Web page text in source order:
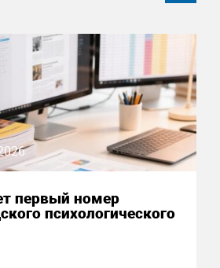
первый номер
психологического